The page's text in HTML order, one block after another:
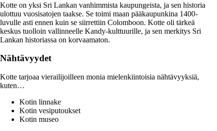
Kotte on yksi Sri Lankan vanhimmista kaupungeista, ja sen historia
ulottuu vuosisatojen taakse. Se toimi maan pääkaupunkina 1400-
luvulle asti ennen kuin se siirrettiin Colomboon. Kotte oli tärkeä
keskus tuolloin vallinneelle Kandy-kulttuurille, ja sen merkitys Sri
Lankan historiassa on korvaamaton.
Nähtävyydet
Kotte tarjoaa vierailijoilleen monia mielenkiintoisia nähtävyyksiä,
kuten…
Kotin linnake
Kotin vesiputoukset
Kotin museo